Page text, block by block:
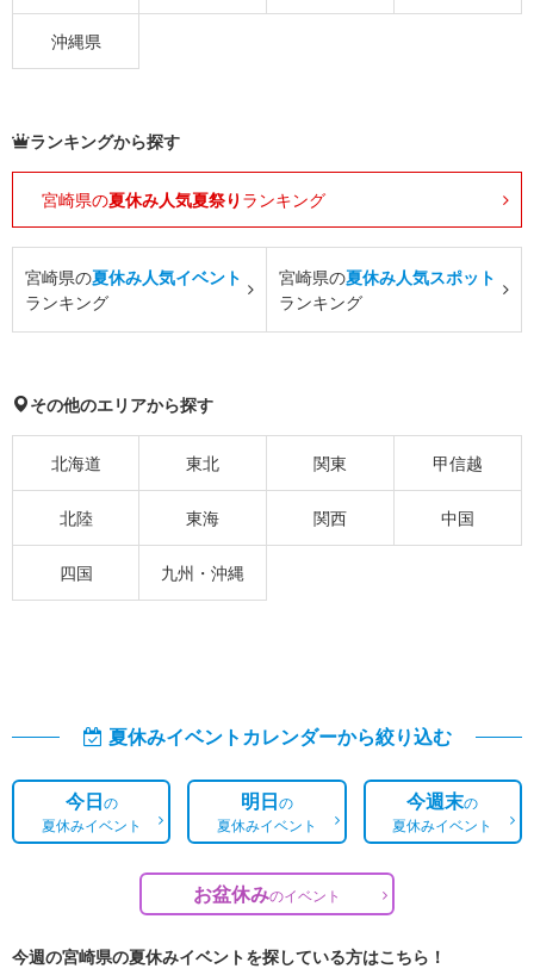
沖縄県
ランキングから探す
宮崎県の夏休み人気夏祭り ランキング
宮崎県の夏休み人気イベント
ランキング
宮崎県の夏休み人気スポット
ランキング
その他のエリアから探す
北海道 東北 関東 甲信越
北陸 東海 関西 中国
四国 九州・沖縄
夏休みイベントカレンダーから絞り込む
今日の
夏休みイベント
明日の
夏休みイベント
今週末の
夏休みイベント
お盆休みのイベント
今週の宮崎県の夏休みイベントを探している方はこちら！